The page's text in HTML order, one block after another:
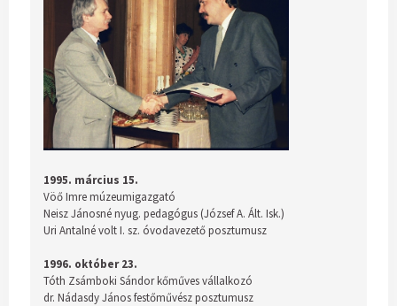
1995. március 15.
Vöő Imre múzeumigazgató
Neisz Jánosné nyug. pedagógus (József A. Ált. Isk.)
Uri Antalné volt I. sz. óvodavezető posztumusz
1996. október 23.
Tóth Zsámboki Sándor kőműves vállalkozó
dr. Nádasdy János festőművész posztumusz